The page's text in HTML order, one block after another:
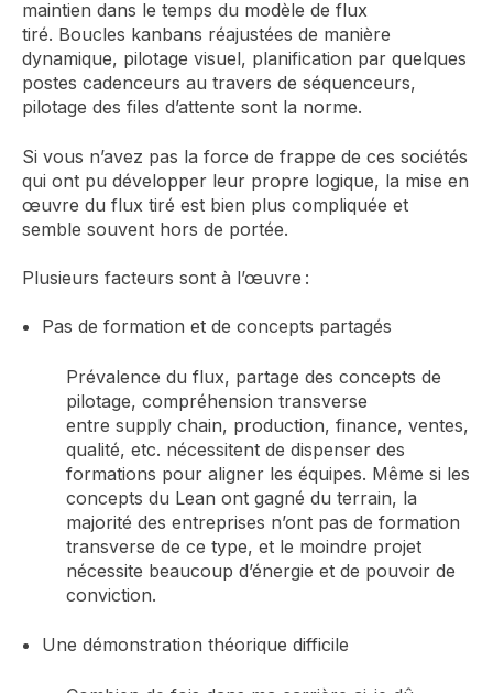
maintien dans le temps du modèle de flux
tiré. Boucles kanbans réajustées de manière
dynamique, pilotage visuel, planification par quelques
postes cadenceurs au travers de séquenceurs,
pilotage des files d’attente sont la norme.
Si vous n’avez pas la force de frappe de ces sociétés
qui ont pu développer leur propre logique, la mise en
œuvre du flux tiré est bien plus compliquée et
semble souvent hors de portée.
Plusieurs facteurs sont à l’œuvre :
Pas de formation et de concepts partagés
Prévalence du flux, partage des concepts de
pilotage, compréhension transverse
entre supply chain, production, finance, ventes,
qualité, etc. nécessitent de dispenser des
formations pour aligner les équipes. Même si les
concepts du Lean ont gagné du terrain, la
majorité des entreprises n’ont pas de formation
transverse de ce type, et le moindre projet
nécessite beaucoup d’énergie et de pouvoir de
conviction.
Une démonstration théorique difficile